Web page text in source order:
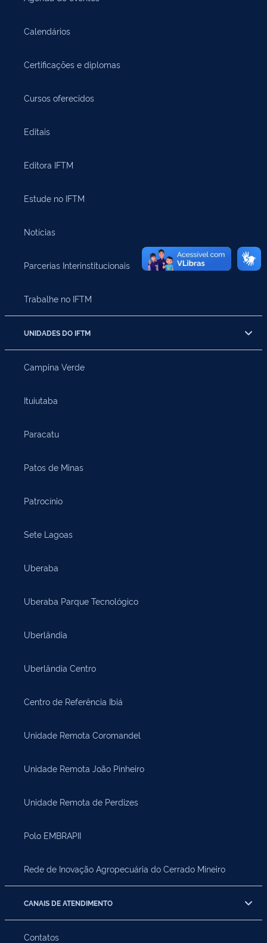
Calendários
Certificações e diplomas
Cursos oferecidos
Editais
Editora IFTM
Estude no IFTM
Notícias
Parcerias Interinstitucionais
Trabalhe no IFTM
UNIDADES DO IFTM
Campina Verde
Ituiutaba
Paracatu
Patos de Minas
Patrocínio
Sete Lagoas
Uberaba
Uberaba Parque Tecnológico
Uberlândia
Uberlândia Centro
Centro de Referência Ibiá
Unidade Remota Coromandel
Unidade Remota João Pinheiro
Unidade Remota de Perdizes
Polo EMBRAPII
Rede de Inovação Agropecuária do Cerrado Mineiro
CANAIS DE ATENDIMENTO
Contatos